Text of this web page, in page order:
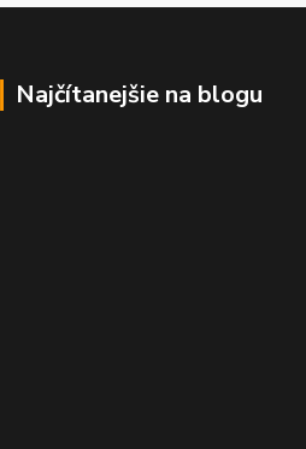
Najčítanejšie na blogu